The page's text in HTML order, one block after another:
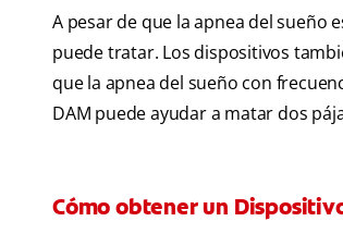
A pesar de que la apnea del sueño
puede tratar. Los dispositivos
que la apnea del sueño con
DAM puede ayudar a matar dos
Cómo obtener un